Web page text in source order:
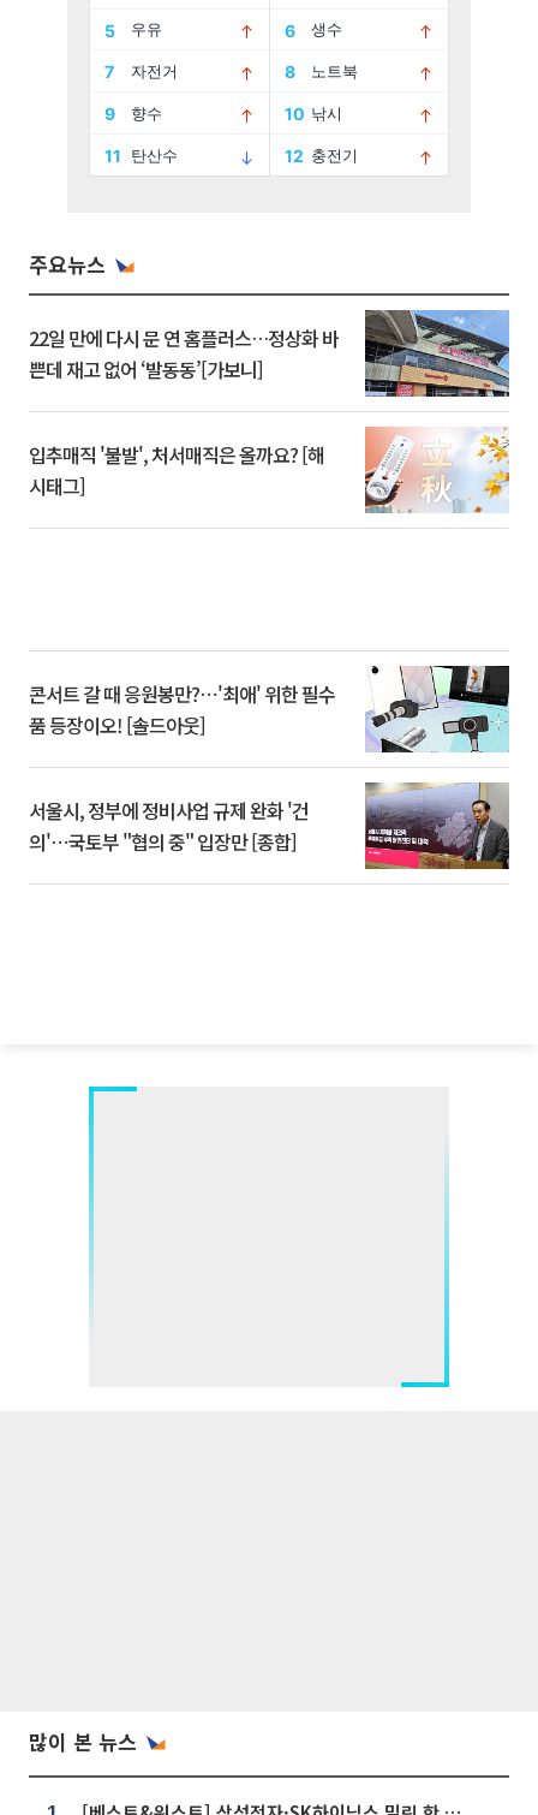
주요뉴스
22일 만에 다시 문 연 홈플러스…정상화 바
쁜데 재고 없어 ‘발동동’[가보니]
입추매직 '불발', 처서매직은 올까요? [해
시태그]
콘서트 갈 때 응원봉만?⋯'최애' 위한 필수
품 등장이오! [솔드아웃]
서울시, 정부에 정비사업 규제 완화 '건
의'⋯국토부 "협의 중" 입장만 [종합]
많이 본 뉴스